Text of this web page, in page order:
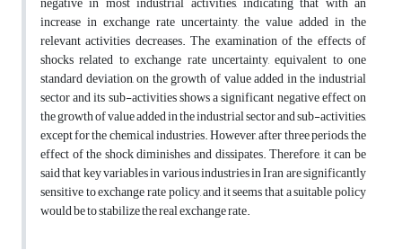
increase in exchange rate uncertainty, the value added in the
relevant activities decreases. The examination of the effects of
shocks related to exchange rate uncertainty, equivalent to one
standard deviation, on the growth of value added in the industrial
sector and its sub-activities shows a significant negative effect on
the growth of value added in the industrial sector and sub-activities,
except for the chemical industries. However, after three periods, the
effect of the shock diminishes and dissipates. Therefore, it can be
said that key variables in various industries in Iran are significantly
sensitive to exchange rate policy, and it seems that a suitable policy
would be to stabilize the real exchange rate.